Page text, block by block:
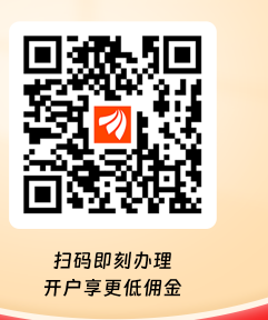
2025-12-31 2025-09-30
股东名称